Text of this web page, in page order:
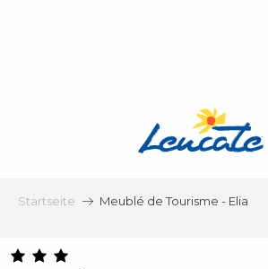
Startseite Meublé de Tourisme - Elia